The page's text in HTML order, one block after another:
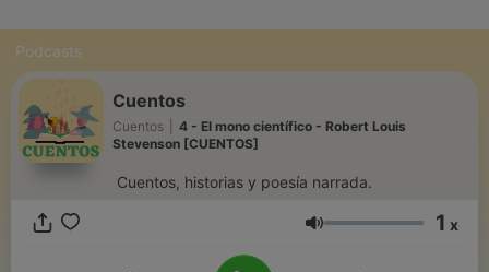
Podcasts
Cuentos
Cuentos
4 - El mono científico - Robert Louis
Stevenson [CUENTOS]
Cuentos, historias y poesía narrada.
Volumen 1 x